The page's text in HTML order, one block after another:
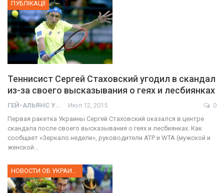
ПУБЛІКАЦІЇ
Теннисист Сергей Стаховский угодил в скандал
из-за своего высказывания о геях и лесбиянках
ГЕЙ-АЛЬЯНС УКРАИНА Июл 12, 2015
0
Первая ракетка Украины Сергей Стаховский оказался в центре
скандала после своего высказывания о геях и лесбиянках. Как
сообщает «Зеркало недели», руководители ATP и WTA (мужской и
женской…
НОВОСТИ ОБ УКРАИНЕ